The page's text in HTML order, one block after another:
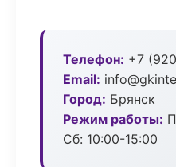
Телефон: +7
Email:
Город: Брянск
Режим работы:
Сб: 10:00-15:00